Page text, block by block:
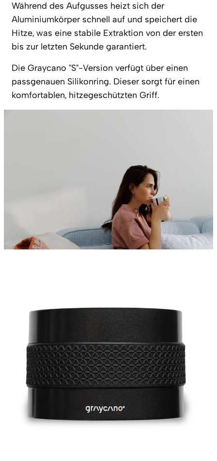
Während des Aufgusses heizt sich der
Aluminiumkörper schnell auf und speichert die
Hitze, was eine stabile Extraktion von der ersten
bis zur letzten Sekunde garantiert.
Die Graycano "S"-Version verfügt über einen
passgenauen Silikonring. Dieser sorgt für einen
komfortablen, hitzegeschützten Griff.